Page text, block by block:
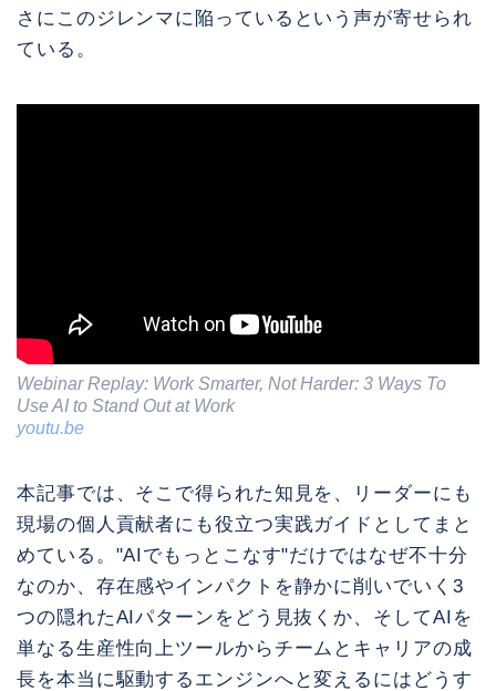
さにこのジレンマに陥っているという声が寄せられ
ている。
Webinar Replay: Work Smarter, Not Harder: 3 Ways To
Use AI to Stand Out at Work
youtu.be
本記事では、そこで得られた知見を、リーダーにも
現場の個人貢献者にも役立つ実践ガイドとしてまと
めている。"AIでもっとこなす"だけではなぜ不十分
なのか、存在感やインパクトを静かに削いでいく3
つの隠れたAIパターンをどう見抜くか、そしてAIを
単なる生産性向上ツールからチームとキャリアの成
長を本当に駆動するエンジンへと変えるにはどうす